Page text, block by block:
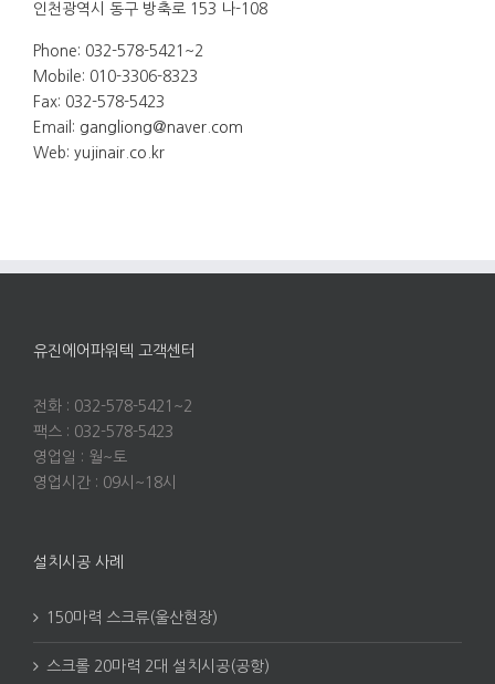
인천광역시 동구 방축로 153 나-108
Phone: 032-578-5421~2
Mobile: 010-3306-8323
Fax: 032-578-5423
Email: gangliong@naver.com
Web: yujinair.co.kr
유진에어파워텍 고객센터
전화 : 032-578-5421~2
팩스 : 032-578-5423
영업일 : 월~토
영업시간 : 09시~18시
설치시공 사례
150마력 스크류(울산현장)
스크롤 20마력 2대 설치시공(공항)